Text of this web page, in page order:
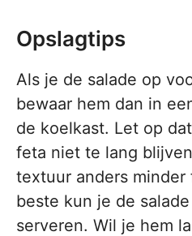
Opslagtips
Als je de salade op
bewaar hem dan in
de koelkast. Let op
feta niet te lang
textuur anders
beste kun je de
serveren. Wil je hem